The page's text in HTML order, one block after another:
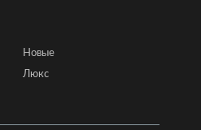
Новые
Люкс